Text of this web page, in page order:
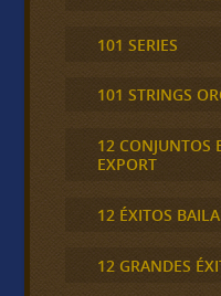
101 SERIES
101 STRINGS
12 CONJUNTOS
EXPORT
12 ÉXITOS
12 GRANDES